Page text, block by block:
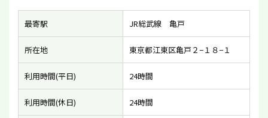
最寄駅 JR総武線 亀戸
所在地 東京都江東区亀戸２−１８−１
利用時間(平日) 24時間
利用時間(休日) 24時間